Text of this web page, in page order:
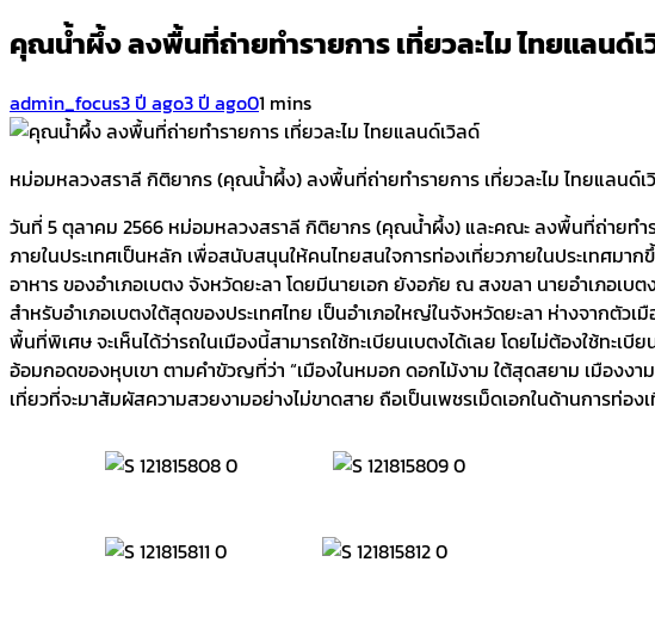
คุณน้ำผึ้ง ลงพื้นที่ถ่ายทำรายการ เที่ยวละไม ไทยแลนด์
admin_focus3 ปี ago3 ปี ago01 mins
หม่อมหลวงสราลี กิติยากร (คุณน้ำผึ้ง) ลงพื้นที่ถ่ายทำรายการ เที่ยวละไม ไทยแลนด์
วันที่ 5 ตุลาคม 2566 หม่อมหลวงสราลี กิติยากร (คุณน้ำผึ้ง) และคณะ ลงพื้นที่ถ่ายทำ
ภายในประเทศเป็นหลัก เพื่อสนับสนุนให้คนไทยสนใจการท่องเที่ยวภายในประเทศ
อาหาร ของอำเภอเบตง จังหวัดยะลา โดยมีนายเอก ยังอภัย ณ สงขลา นายอำเภอ
สำหรับอำเภอเบตงใต้สุดของประเทศไทย เป็นอำเภอใหญ่ในจังหวัดยะลา ห่างจากตัว
พื้นที่พิเศษ จะเห็นได้ว่ารถในเมืองนี้สามารถใช้ทะเบียนเบตงได้เลย โดยไม่ต้องใช้ท
อ้อมกอดของหุบเขา ตามคำขัวญที่ว่า “เมืองในหมอก ดอกไม้งาม ใต้สุดสยาม เมืองง
เที่ยวที่จะมาสัมผัสความสวยงามอย่างไม่ขาดสาย ถือเป็นเพชรเม็ดเอกในด้านการท่